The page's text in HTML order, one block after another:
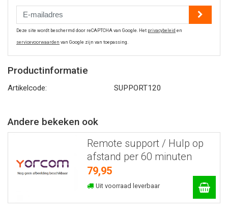
Deze site wordt beschermd door reCAPTCHA van Google. Het privacybeleid en
servicevoorwaarden van Google zijn van toepassing.
Productinformatie
Artikelcode: SUPPORT120
Andere bekeken ook
Remote support / Hulp op
afstand per 60 minuten
79,95
Uit voorraad leverbaar